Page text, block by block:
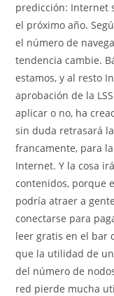
predicción: Internet
el próximo año.
el número de
tendencia cambie.
estamos, y al resto
aprobación de la
aplicar o no, ha
sin duda retrasará
francamente, para
Internet. Y la cosa
contenidos, porque
podría atraer a
conectarse para
leer gratis en el bar
que la utilidad de
del número de
red pierde mucha